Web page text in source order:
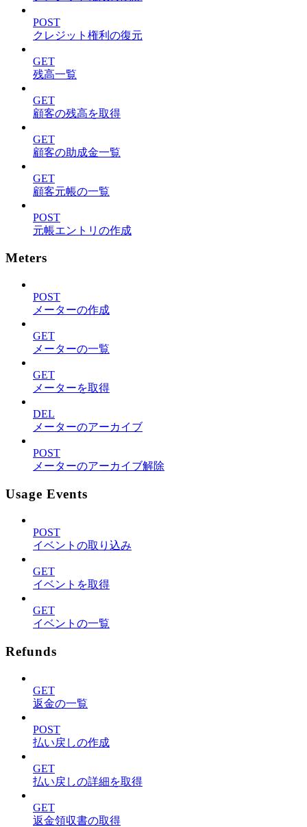
POST
クレジット権利の復元
GET
残高一覧
GET
顧客の残高を取得
GET
顧客の助成金一覧
GET
顧客元帳の一覧
POST
元帳エントリの作成
Meters
POST
メーターの作成
GET
メーターの一覧
GET
メーターを取得
DEL
メーターのアーカイブ
POST
メーターのアーカイブ解除
Usage Events
POST
イベントの取り込み
GET
イベントを取得
GET
イベントの一覧
Refunds
GET
返金の一覧
POST
払い戻しの作成
GET
払い戻しの詳細を取得
GET
返金領収書の取得